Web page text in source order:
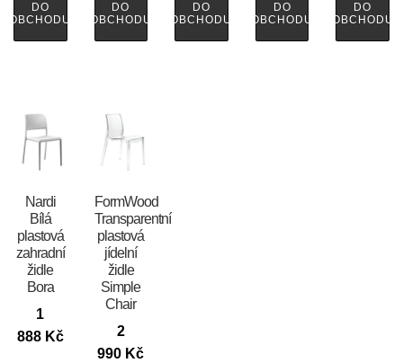
DO
OBCHODU
DO
OBCHODU
DO
OBCHODU
DO
OBCHODU
DO
OBCHODU
Nardi
Bílá
plastová
zahradní
židle
Bora
1
888 Kč
FormWood
Transparentní
plastová
jídelní
židle
Simple
Chair
2
990 Kč